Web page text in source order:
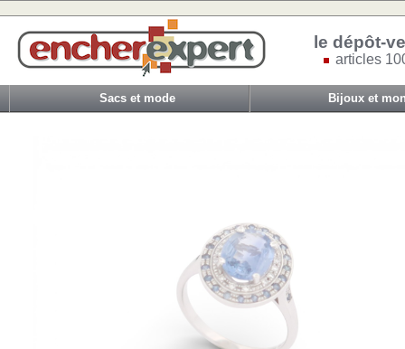
le dépôt-
articles
Sacs et mode Bijoux et